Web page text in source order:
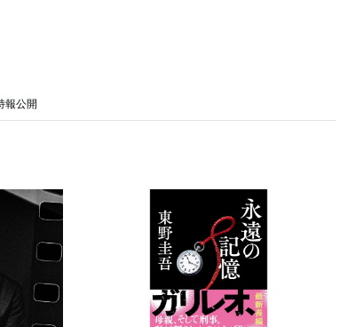
報公開